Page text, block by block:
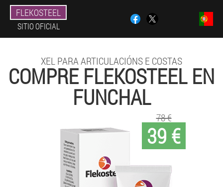
FLEKOSTEEL
SITIO OFICIAL
XEL PARA ARTICULACIÓNS E COSTAS
COMPRE FLEKOSTEEL EN
FUNCHAL
39 €
78 €